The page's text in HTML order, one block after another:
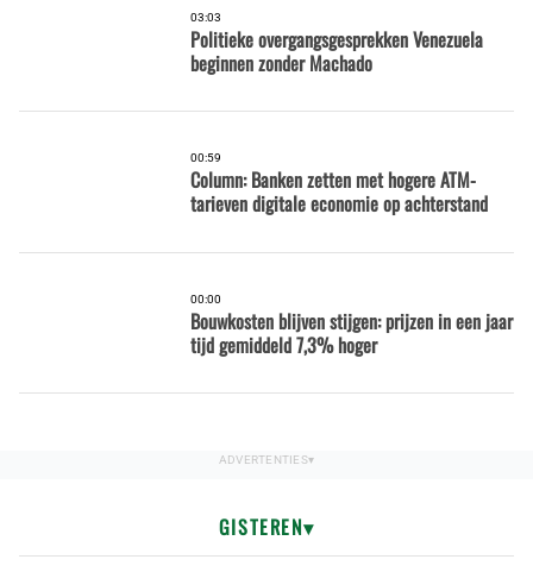
03:03
Politieke overgangsgesprekken Venezuela
beginnen zonder Machado
00:59
Column: Banken zetten met hogere ATM-
tarieven digitale economie op achterstand
00:00
Bouwkosten blijven stijgen: prijzen in een jaar
tijd gemiddeld 7,3% hoger
GISTEREN